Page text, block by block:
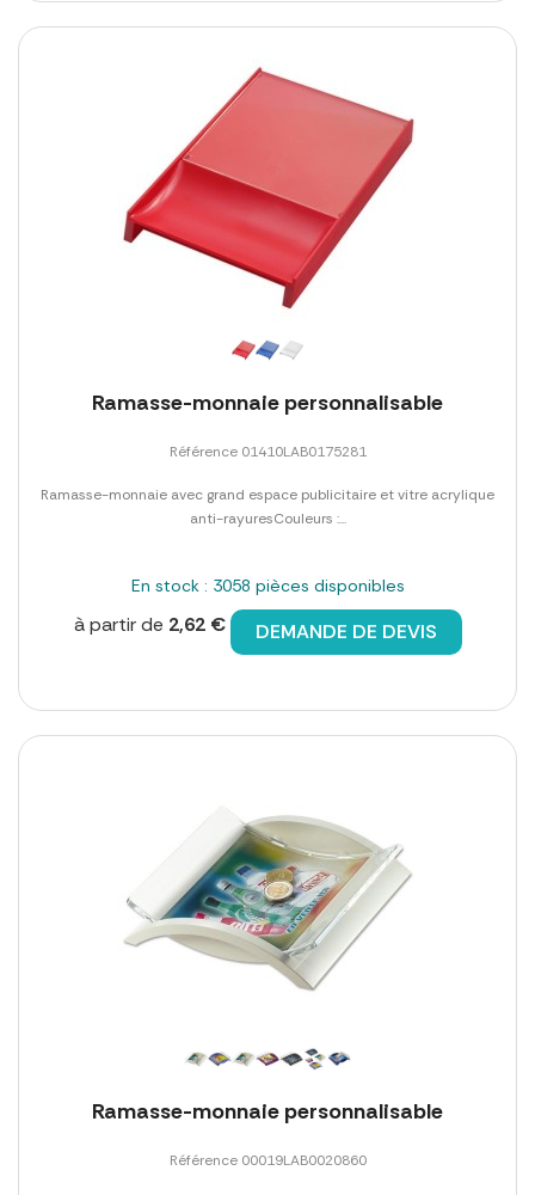
Ramasse-monnaie personnalisable
Référence 01410LAB0175281
Ramasse-monnaie avec grand espace publicitaire et vitre acrylique
anti-rayuresCouleurs :...
En stock : 3058 pièces disponibles
à partir de 2,62 € DEMANDE DE DEVIS
Ramasse-monnaie personnalisable
Référence 00019LAB0020860